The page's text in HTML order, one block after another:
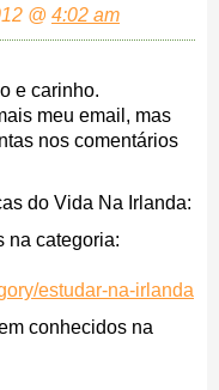
@ 4:02 am
e carinho.
meu email, mas
nos comentários
do Vida Na Irlanda:
na categoria:
estudar-na-irlanda
conhecidos na